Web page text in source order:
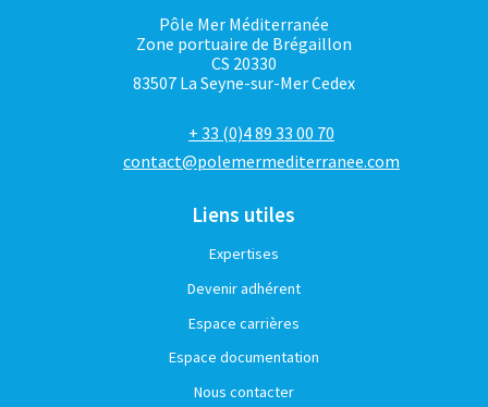
Pôle Mer Méditerranée
Zone portuaire de Brégaillon
CS 20330
83507 La Seyne-sur-Mer Cedex
+ 33 (0)4 89 33 00 70
contact@polemermediterranee.com
Liens utiles
Expertises
Devenir adhérent
Espace carrières
Espace documentation
Nous contacter